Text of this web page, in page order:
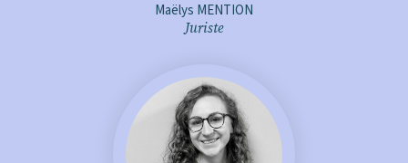
Maëlys MENTION
Juriste
j.vergne@aje-avocats.fr
+ d'infos